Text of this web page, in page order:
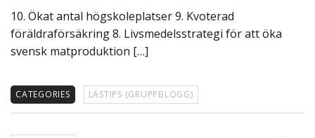
10. Ökat antal högskoleplatser 9. Kvoterad
föräldraförsäkring 8. Livsmedelsstrategi för att öka
svensk matproduktion […]
CATEGORIES LÄSTIPS (GRUPPBLOGG)